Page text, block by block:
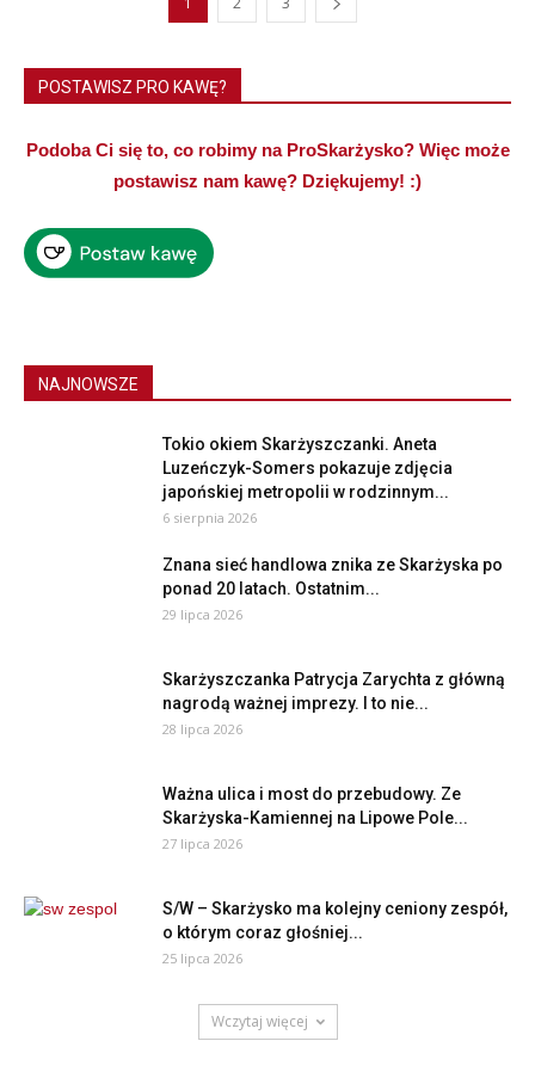
POSTAWISZ PRO KAWĘ?
Podoba Ci się to, co robimy na ProSkarżysko? Więc może
postawisz nam kawę? Dziękujemy! :)
NAJNOWSZE
Tokio okiem Skarżyszczanki. Aneta
Luzeńczyk-Somers pokazuje zdjęcia
japońskiej metropolii w rodzinnym...
6 sierpnia 2026
Znana sieć handlowa znika ze Skarżyska po
ponad 20 latach. Ostatnim...
29 lipca 2026
Skarżyszczanka Patrycja Zarychta z główną
nagrodą ważnej imprezy. I to nie...
28 lipca 2026
Ważna ulica i most do przebudowy. Ze
Skarżyska-Kamiennej na Lipowe Pole...
27 lipca 2026
S/W – Skarżysko ma kolejny ceniony zespół,
o którym coraz głośniej...
25 lipca 2026
Wczytaj więcej